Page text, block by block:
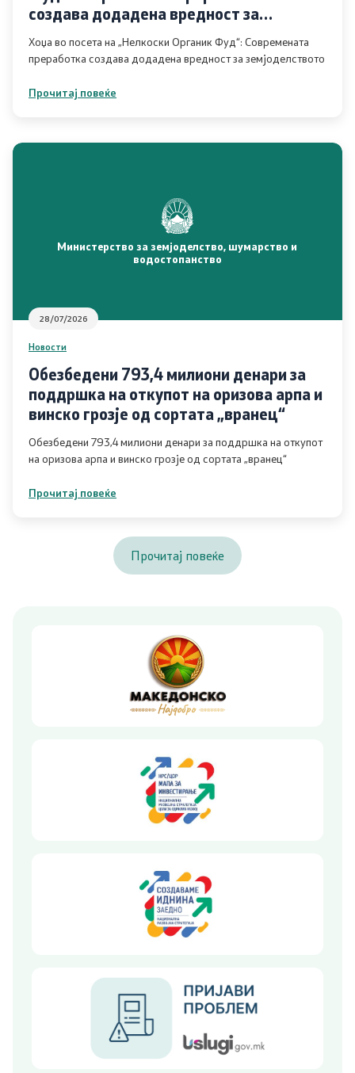
ИПАРД Програма 2021-2027
Следење на ИПАРД
создава додадена вредност за
земјоделството
Хоџа во посета на „Нелкоски Органик Фуд“: Современата
преработка создава додадена вредност за земјоделството
Прочитај повеќе
Министерство за земјоделство, шумарство и
водостопанство
28/07/2026
Новости
Обезбедени 793,4 милиони денари за
поддршка на откупот на оризова арпа и
винско грозје од сортата „вранец“
Обезбедени 793,4 милиони денари за поддршка на откупот
на оризова арпа и винско грозје од сортата „вранец“
Прочитај повеќе
Прочитај повеќе